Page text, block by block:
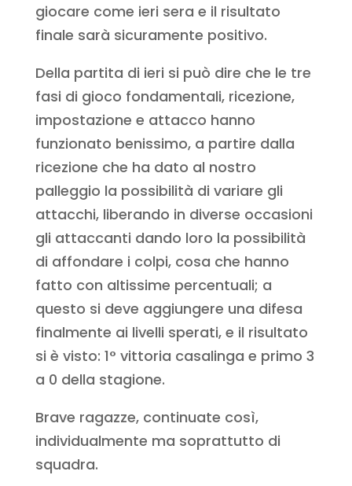
giocare come ieri sera e il risultato
finale sarà sicuramente positivo.
Della partita di ieri si può dire che le tre
fasi di gioco fondamentali, ricezione,
impostazione e attacco hanno
funzionato benissimo, a partire dalla
ricezione che ha dato al nostro
palleggio la possibilità di variare gli
attacchi, liberando in diverse occasioni
gli attaccanti dando loro la possibilità
di affondare i colpi, cosa che hanno
fatto con altissime percentuali; a
questo si deve aggiungere una difesa
finalmente ai livelli sperati, e il risultato
si è visto: 1° vittoria casalinga e primo 3
a 0 della stagione.
Brave ragazze, continuate così,
individualmente ma soprattutto di
squadra.